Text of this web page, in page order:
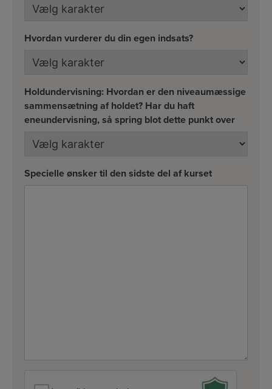
Hvordan vurderer du din egen indsats?
Holdundervisning: Hvordan er den niveaumæssige
sammensætning af holdet? Har du haft
eneundervisning, så spring blot dette punkt over
Specielle ønsker til den sidste del af kurset